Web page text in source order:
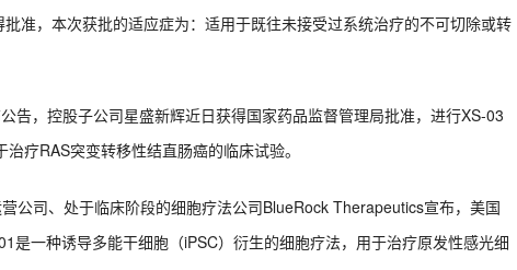
准，本次获批的适应症为：适用于既往未接受过系统治疗的不可切除或转
告，控股子公司星盛新辉近日获得国家药品监督管理局批准，进行XS-03
疗RAS突变转移性结直肠癌的临床试验。
公司、处于临床阶段的细胞疗法公司BlueRock Therapeutics宣布，美国
是一种诱导多能干细胞（iPSC）衍生的细胞疗法，用于治疗原发性感光细